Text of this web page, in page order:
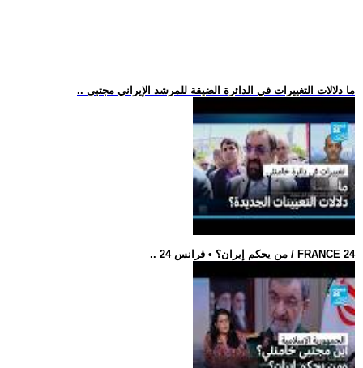
.. ما دلالات التغييرات في الدائرة الضيقة للمرشد الإيراني مجتبى
.. من يحكم إيران؟ • فرانس 24 / FRANCE 24